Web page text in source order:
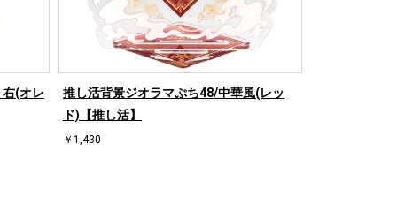
(オレ
推し活背景ジオラマぷち48/中華風(レッ
ド)【推し活】
￥1,430